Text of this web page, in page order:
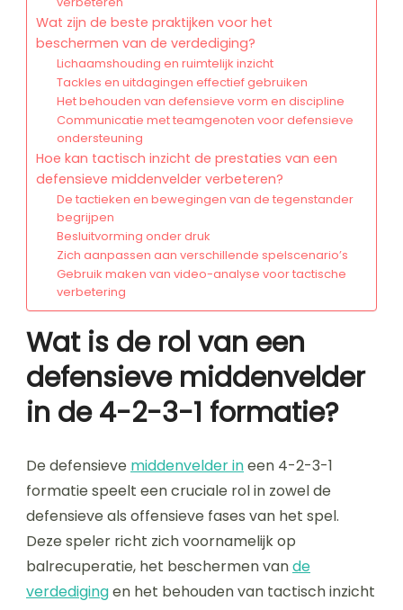
Wat zijn de beste praktijken voor het
beschermen van de verdediging?
Lichaamshouding en ruimtelijk inzicht
Tackles en uitdagingen effectief gebruiken
Het behouden van defensieve vorm en discipline
Communicatie met teamgenoten voor defensieve
ondersteuning
Hoe kan tactisch inzicht de prestaties van een
defensieve middenvelder verbeteren?
De tactieken en bewegingen van de tegenstander
begrijpen
Besluitvorming onder druk
Zich aanpassen aan verschillende spelscenario’s
Gebruik maken van video-analyse voor tactische
verbetering
Wat is de rol van een
defensieve middenvelder
in de 4-2-3-1 formatie?
De defensieve middenvelder ineen 4-2-3-1
formatie speelt een cruciale rol in zowel de
defensieve als offensieve fases van het spel.
Deze speler richt zich voornamelijk op
balrecuperatie, het beschermen vande
verdedigingen het behouden van tactisch inzicht